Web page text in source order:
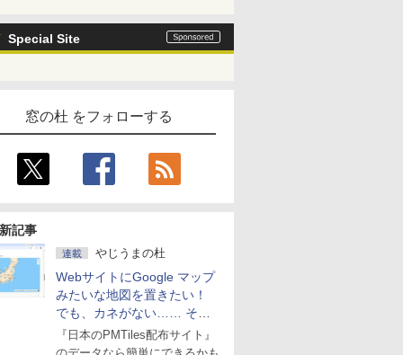
Special Site
窓の杜 をフォローする
記事
連載 やじうまの杜
WebサイトにGoogle マップ
みたいな地図を置きたい！
でも、カネがない…… そん
な人に朗報！
『日本のPMTiles配布サイト』